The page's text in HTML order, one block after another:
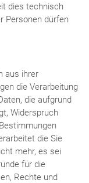
dies technisch
Personen dürfen
aus ihrer
die Verarbeitung
die aufgrund
Widerspruch
die Sie
mehr, es sei
für die
Rechte und